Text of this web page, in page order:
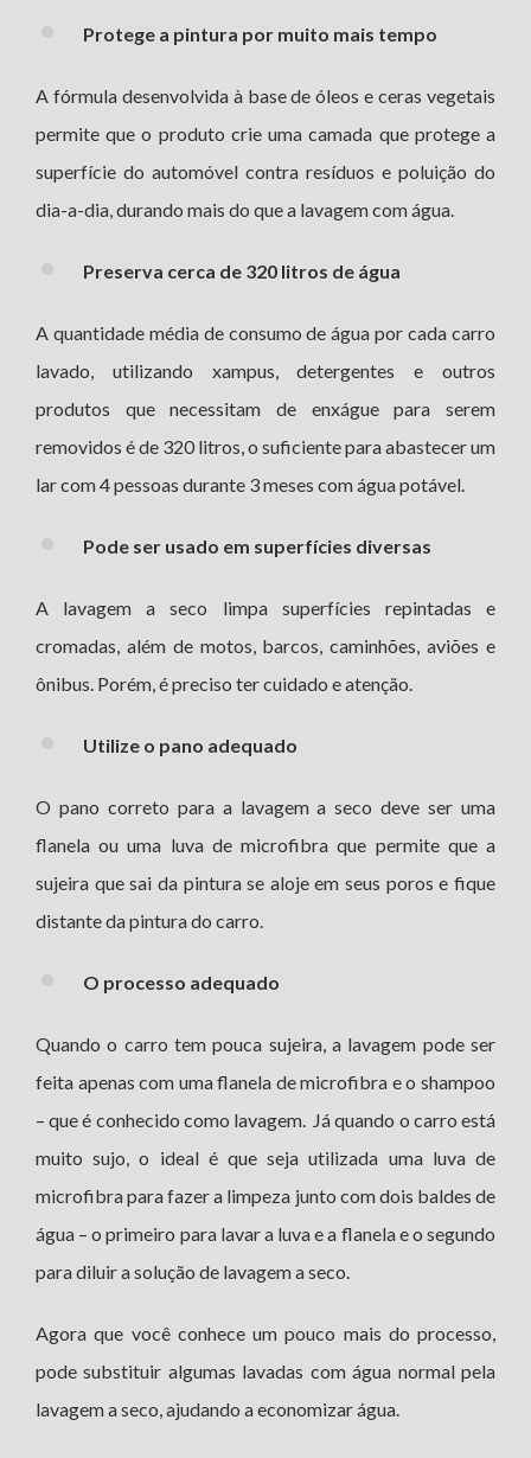
Protege a pintura por muito mais tempo
A fórmula desenvolvida à base de óleos e ceras vegetais
permite que o produto crie uma camada que protege a
superfície do automóvel contra resíduos e poluição do
dia-a-dia, durando mais do que a lavagem com água.
Preserva cerca de 320 litros de água
A quantidade média de consumo de água por cada carro
lavado, utilizando xampus, detergentes e outros
produtos que necessitam de enxágue para serem
removidos é de 320 litros, o suficiente para abastecer um
lar com 4 pessoas durante 3 meses com água potável.
Pode ser usado em superfícies diversas
A lavagem a seco limpa superfícies repintadas e
cromadas, além de motos, barcos, caminhões, aviões e
ônibus. Porém, é preciso ter cuidado e atenção.
Utilize o pano adequado
O pano correto para a lavagem a seco deve ser uma
flanela ou uma luva de microfibra que permite que a
sujeira que sai da pintura se aloje em seus poros e fique
distante da pintura do carro.
O processo adequado
Quando o carro tem pouca sujeira, a lavagem pode ser
feita apenas com uma flanela de microfibra e o shampoo
– que é conhecido como lavagem. Já quando o carro está
muito sujo, o ideal é que seja utilizada uma luva de
microfibra para fazer a limpeza junto com dois baldes de
água – o primeiro para lavar a luva e a flanela e o segundo
para diluir a solução de lavagem a seco.
Agora que você conhece um pouco mais do processo,
pode substituir algumas lavadas com água normal pela
lavagem a seco, ajudando a economizar água.